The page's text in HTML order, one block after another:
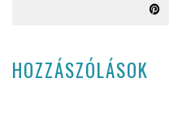
HOZZÁSZÓLÁSOK